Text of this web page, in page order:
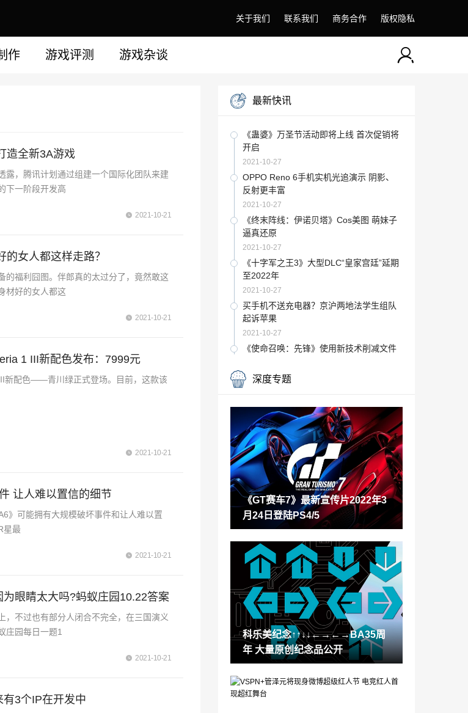
关于我们 联系我们 商务合作 版权隐私
作 游戏评测 游戏杂谈
造全新3A游戏
露，腾讯计划通过组建一个国际化团队来建
下一阶段开发高
2021-10-21
女人都这样走路？
的福利囧图。伴郎真的太过分了，竟然敢这
材好的女人都这
2021-10-21
1 III新配色发布：7999元
新配色——青川绿正式登场。目前，这款该
2021-10-21
让人难以置信的细节
》可能拥有大规模破坏事件和让人难以置
星最
2021-10-21
眼睛太大吗?蚂蚁庄园10.22答案
，不过也有部分人闭合不完全，在三国演义
庄园每日一题1
2021-10-21
3个IP在开发中
最新快讯
《蛊婆》万圣节活动即将上线 首次促销将
开启
2021-10-27
OPPO Reno 6手机实机光追演示 阴影、
反射更丰富
2021-10-27
《终末阵线：伊诺贝塔》Cos美图 萌妹子
逼真还原
2021-10-27
《十字军之王3》大型DLC“皇家宫廷”延期
至2022年
2021-10-27
买手机不送充电器？京沪两地法学生组队
起诉苹果
2021-10-27
《使命召唤：先锋》使用新技术削减文件
2021-10-27
2021-10-27
马化腾财富比去年下降730亿 以3170亿位
列胡润百富榜第四
2021-10-27
类肉鸽桌面游戏《壁垒圣卫》上架Steam
支持官方简中
2021-10-27
世界弹射物语火队怎么搭配 世界弹射物语
火队队伍配置
2021-10-27
LOL双城之战活动皮城祖安皮肤半价 LOL
双城之战全半价皮肤一览
2021-10-27
光遇青色光芒在哪 光遇10.27青色光芒位
置
2021-10-27
LCK准备推行工资帽政策 LPL或将逐步引
入1000万工资帽
《塞尔达无双:灾厄启示录》1.3.0版本发布
深度专题
《GT赛车7》最新宣传片2022年3
月24日登陆PS4/5
科乐美纪念↑↑↓↓←→←→BA35周
年 大量原创纪念品公开